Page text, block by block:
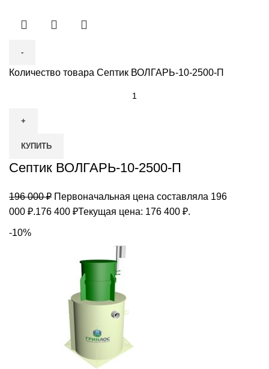
Количество товара Септик ВОЛГАРЬ-10-2500-П
КУПИТЬ
Септик ВОЛГАРЬ-10-2500-П
196 000₽ Первоначальная цена составляла 196
000 ₽.176 400 ₽Текущая цена: 176 400 ₽.
-10%